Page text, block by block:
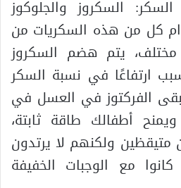
السكروز والجلوكوز
كل من هذه السكريات من
يتم هضم السكروز
ارتفاعًا في نسبة السكر
الفركتوز في العسل في
أطفالك طاقة ثابتة،
متيقظين ولكنهم لا يرتدون
مع الوجبات الخفيفة